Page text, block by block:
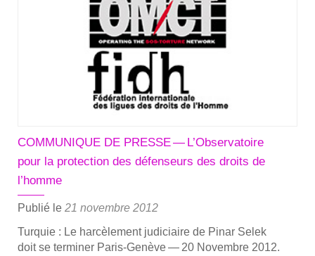
ni­
qué
de
la
pla­
te­
forme
COMMUNIQUE DE PRESSE — L’Observatoire
pour la protection des défenseurs des droits de
l’homme
Publié le 21 novembre 2012
Tur­quie : Le har­cè­le­ment judi­ciaire de Pinar Selek
doit se ter­mi­ner Paris-Genève — 20 Novembre 2012.